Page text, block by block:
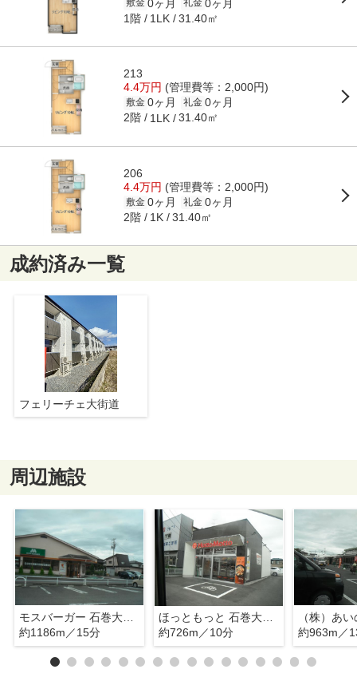
敷金 0ヶ月 礼金 0ヶ月
1階 1LK 31.40㎡
213
4.4万円 (管理費等：2,000円)
敷金 0ヶ月 礼金 0ヶ月
2階 1LK 31.40㎡
206
4.4万円 (管理費等：2,000円)
敷金 0ヶ月 礼金 0ヶ月
2階 1K 31.40㎡
成約済み一覧
フェリーチェ大街道
周辺施設
モスバーガー 石巻大街道店
約1186m／15分
ほっともっと 石巻大街道店
約726m／10分
約963m／